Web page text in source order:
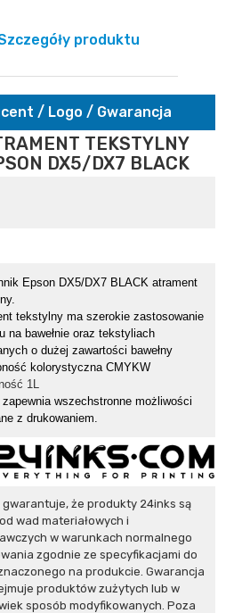
produktu
/ Logo / Gwarancja
TEKSTYLNY
DX5/DX7 BLACK
Epson DX5/DX7 BLACK atrament
tekstylny ma szerokie zastosowanie
na bawełnie oraz tekstyliach
o dużej zawartości bawełny
kolorystyczna CMYKW
1L
zapewnia wszechstronne możliwości
z drukowaniem.
gwarantuje, że produkty 24inks są
wad materiałowych i
w warunkach normalnego
zgodnie ze specyfikacjami do
na produkcie. Gwarancja
produktów zużytych lub w
sposób modyfikowanych. Poza